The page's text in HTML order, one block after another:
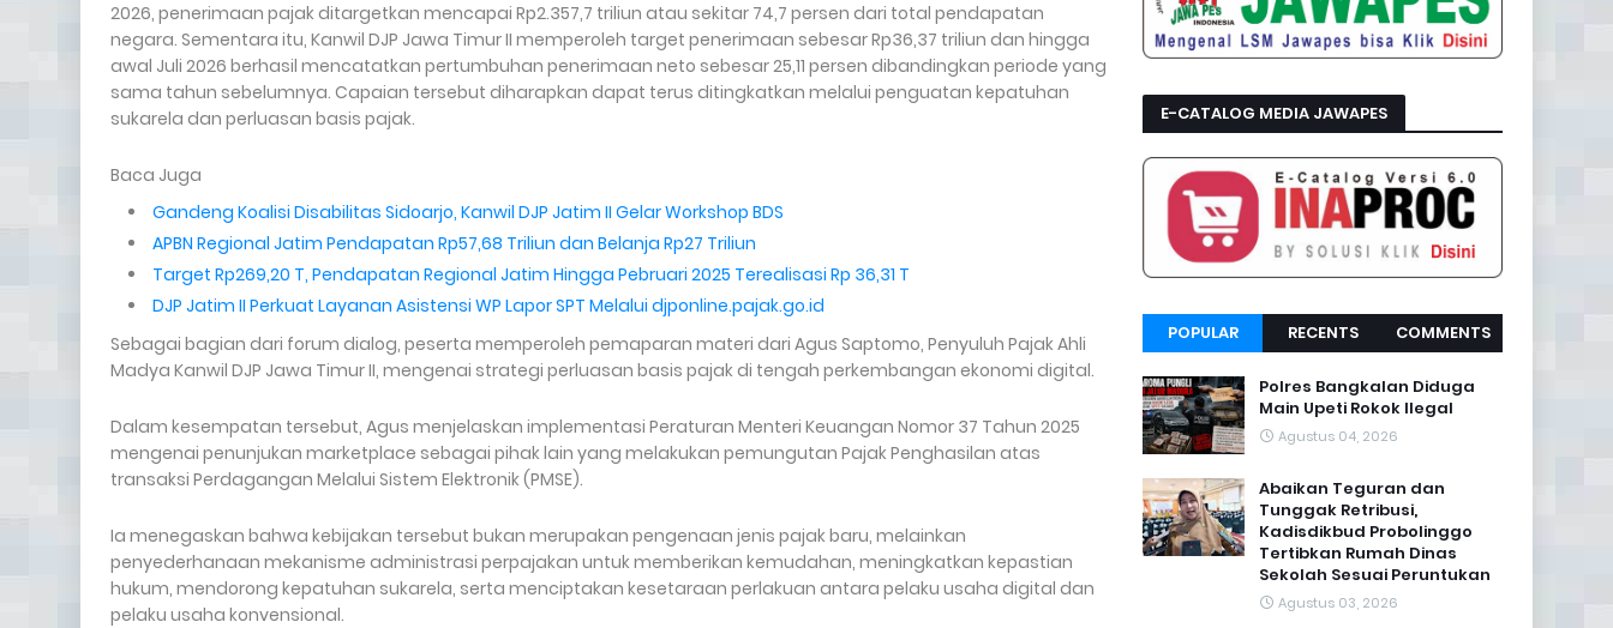
2026, penerimaan pajak ditargetkan mencapai Rp2.357,7 triliun atau sekitar 74,7 persen dari total pendapatan
negara. Sementara itu, Kanwil DJP Jawa Timur II memperoleh target penerimaan sebesar Rp36,37 triliun dan hingga
awal Juli 2026 berhasil mencatatkan pertumbuhan penerimaan neto sebesar 25,11 persen dibandingkan periode yang
sama tahun sebelumnya. Capaian tersebut diharapkan dapat terus ditingkatkan melalui penguatan kepatuhan
sukarela dan perluasan basis pajak.
Baca Juga
Gandeng Koalisi Disabilitas Sidoarjo, Kanwil DJP Jatim II Gelar Workshop BDS
APBN Regional Jatim Pendapatan Rp57,68 Triliun dan Belanja Rp27 Triliun
Target Rp269,20 T, Pendapatan Regional Jatim Hingga Pebruari 2025 Terealisasi Rp 36,31 T
DJP Jatim II Perkuat Layanan Asistensi WP Lapor SPT Melalui djponline.pajak.go.id
Sebagai bagian dari forum dialog, peserta memperoleh pemaparan materi dari Agus Saptomo, Penyuluh Pajak Ahli
Madya Kanwil DJP Jawa Timur II, mengenai strategi perluasan basis pajak di tengah perkembangan ekonomi digital.
Dalam kesempatan tersebut, Agus menjelaskan implementasi Peraturan Menteri Keuangan Nomor 37 Tahun 2025
mengenai penunjukan marketplace sebagai pihak lain yang melakukan pemungutan Pajak Penghasilan atas
transaksi Perdagangan Melalui Sistem Elektronik (PMSE).
Ia menegaskan bahwa kebijakan tersebut bukan merupakan pengenaan jenis pajak baru, melainkan
penyederhanaan mekanisme administrasi perpajakan untuk memberikan kemudahan, meningkatkan kepastian
hukum, mendorong kepatuhan sukarela, serta menciptakan kesetaraan perlakuan antara pelaku usaha digital dan
pelaku usaha konvensional.
E-CATALOG MEDIA JAWAPES
POPULAR RECENTS COMMENTS
Polres Bangkalan Diduga
Main Upeti Rokok Ilegal
Agustus 04, 2026
Abaikan Teguran dan
Tunggak Retribusi,
Kadisdikbud Probolinggo
Tertibkan Rumah Dinas
Sekolah Sesuai Peruntukan
Agustus 03, 2026